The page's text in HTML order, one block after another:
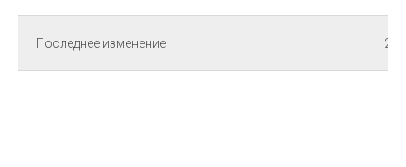
Последнее изменение